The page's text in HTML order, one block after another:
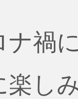
ナ禍
楽し